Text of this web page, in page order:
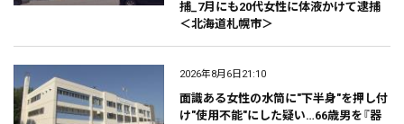
捕_7月にも20代女性に体液かけて逮捕
＜北海道札幌市＞
2026年8月6日21:10
面識ある女性の水筒に"下半身"を押し付
け"使用不能"にした疑い…66歳男を『器